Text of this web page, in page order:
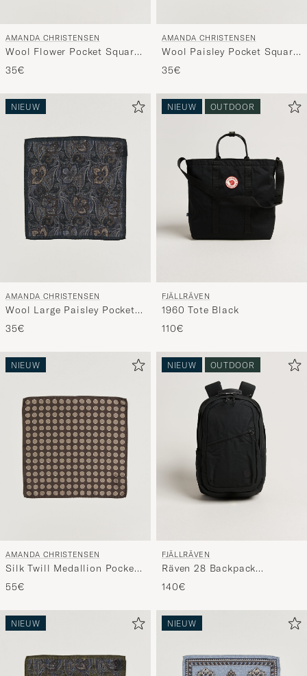
AMANDA CHRISTENSEN
Wool Flower Pocket Square
Brown
35€
AMANDA CHRISTENSEN
Wool Paisley Pocket Square
Green
35€
NIEUW
AMANDA CHRISTENSEN
Wool Large Paisley Pocket
Square Navy
35€
NIEUW OUTDOOR
FJÄLLRÄVEN
1960 Tote Black
110€
NIEUW
AMANDA CHRISTENSEN
Silk Twill Medallion Pocket
Square Brown
55€
NIEUW OUTDOOR
FJÄLLRÄVEN
Räven 28 Backpack
Black/Black
140€
NIEUW NIEUW